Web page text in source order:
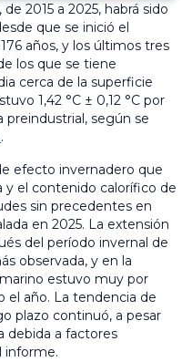
2015 a 2025, habrá sido
que se inició el
años, y los últimos tres
los que se tiene
cerca de la superficie
1,42 °C ± 0,12 °C por
preindustrial, según se
.
efecto invernadero que
y el contenido calorífico de
sin precedentes en
en 2025. La extensión
del período invernal de
observada, y en la
estuvo muy por
el año. La tendencia de
plazo continuó, a pesar
debida a factores
informe.